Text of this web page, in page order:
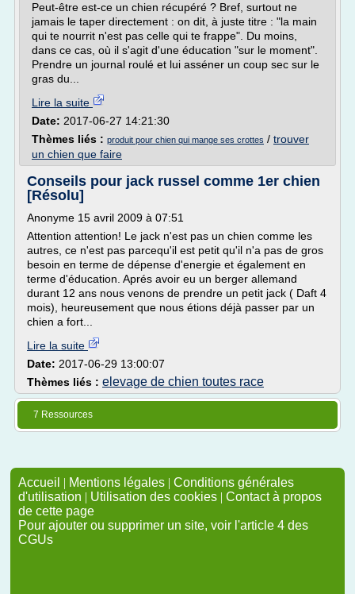
Peut-être est-ce un chien récupéré ? Bref, surtout ne
jamais le taper directement : on dit, à juste titre : "la main
qui te nourrit n'est pas celle qui te frappe". Du moins,
dans ce cas, où il s'agit d'une éducation "sur le moment".
Prendre un journal roulé et lui asséner un coup sec sur le
gras du...
Lire la suite
Date: 2017-06-27 14:21:30
Thèmes liés : produit pour chien qui mange ses crottes / trouver
un chien que faire
Conseils pour jack russel comme 1er chien
[Résolu]
Anonyme 15 avril 2009 à 07:51
Attention attention! Le jack n'est pas un chien comme les
autres, ce n'est pas parcequ'il est petit qu'il n'a pas de gros
besoin en terme de dépense d'energie et également en
terme d'éducation. Aprés avoir eu un berger allemand
durant 12 ans nous venons de prendre un petit jack ( Daft 4
mois), heureusement que nous étions déjà passer par un
chien a fort...
Lire la suite
Date: 2017-06-29 13:00:07
Thèmes liés : elevage de chien toutes race
7 Ressources
Accueil | Mentions légales | Conditions générales
d'utilisation | Utilisation des cookies | Contact à propos
de cette page
Pour ajouter ou supprimer un site, voir l'article 4 des
CGUs